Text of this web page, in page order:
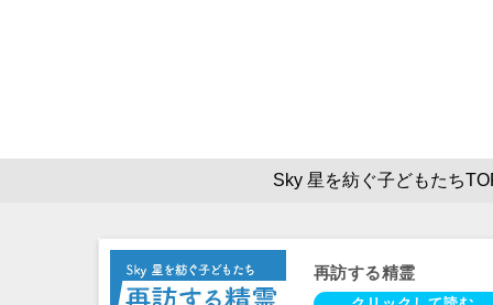
Sky 星を紡ぐ子どもたち
再訪する精霊